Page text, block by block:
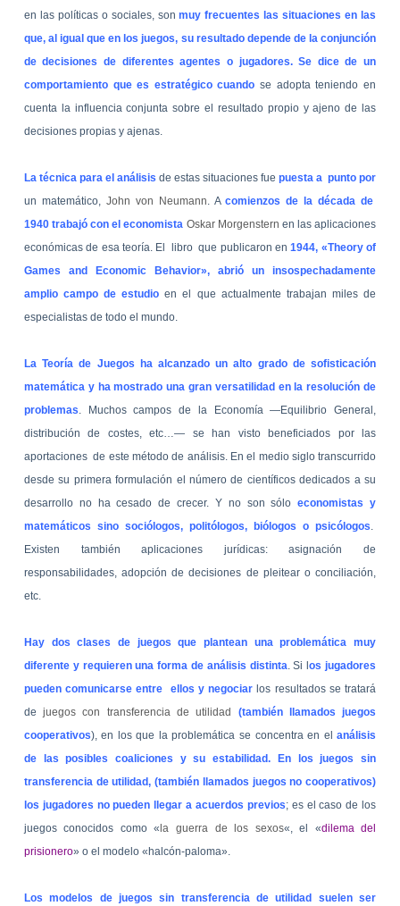
en las políticas o sociales, sonmuy frecuentes las situaciones en las
que, al igual que en los juegos, su resultado depende de la conjunción
de decisiones de diferentes agentes o jugadores. Se dice de un
comportamiento que es estratégico cuando se adopta teniendo en
cuenta la influencia conjunta sobre el resultado propio y ajeno de las
decisiones propias y ajenas.
La técnica para el análisis de estas situaciones fuepuesta a punto por
un matemático, John von Neumann. Acomienzos de la década de
1940 trabajó con el economista Oskar Morgenstern en las aplicaciones
económicas de esa teoría. El libro que publicaron en1944, «Theory of
Games and Economic Behavior», abrió un insospechadamente
amplio campo de estudio en el que actualmente trabajan miles de
especialistas de todo el mundo.
La Teoría de Juegos ha alcanzado un alto grado de sofisticación
matemática y ha mostrado una gran versatilidad en la resolución de
problemas. Muchos campos de la Economía —Equilibrio General,
distribución de costes, etc…— se han visto beneficiados por las
aportaciones de este método de análisis. En el medio siglo transcurrido
desde su primera formulación el número de científicos dedicados a su
desarrollo no ha cesado de crecer. Y no son sóloeconomistas y
matemáticos sino sociólogos, politólogos, biólogos o psicólogos.
Existen también aplicaciones jurídicas: asignación de
responsabilidades, adopción de decisiones de pleitear o conciliación,
etc.
Hay dos clases de juegos que plantean una problemática muy
diferente y requieren una forma de análisis distinta. Si los jugadores
pueden comunicarse entre ellos y negociar los resultados se tratará
dejuegos con transferencia de utilidad
(también llamados juegos
cooperativos), en los que la problemática se concentra en elanálisis
de las posibles coaliciones y su estabilidad. En los juegos sin
transferencia de utilidad, (también llamados juegos no cooperativos)
los jugadores no pueden llegar a acuerdos previos; es el caso de los
juegos conocidos como « la guerra de los sexos«, el «dilema del
prisionero» o el modelo «halcón-paloma».
Los modelos de juegos sin transferencia de utilidad suelen ser